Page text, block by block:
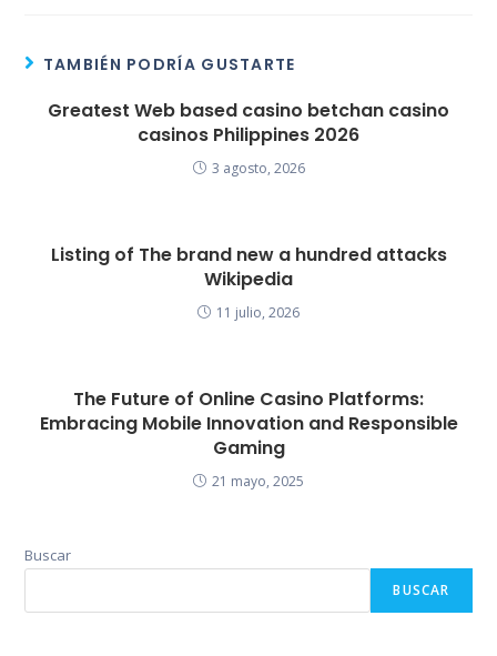
TAMBIÉN PODRÍA GUSTARTE
Greatest Web based casino betchan casino
casinos Philippines 2026
3 agosto, 2026
Listing of The brand new a hundred attacks
Wikipedia
11 julio, 2026
The Future of Online Casino Platforms:
Embracing Mobile Innovation and Responsible
Gaming
21 mayo, 2025
Buscar
BUSCAR